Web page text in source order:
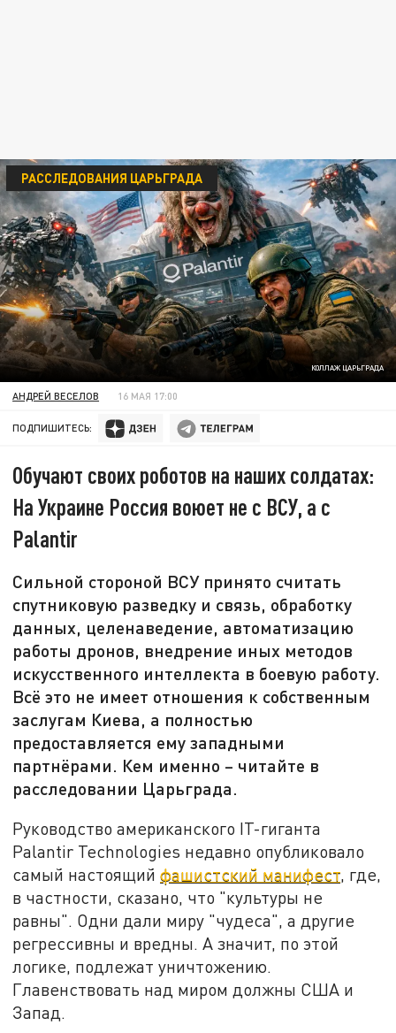
КОЛЛАЖ ЦАРЬГРАДА
РАССЛЕДОВАНИЯ ЦАРЬГРАДА
АНДРЕЙ ВЕСЕЛОВ 16 МАЯ 17:00
ПОДПИШИТЕСЬ:
Обучают своих роботов на наших солдатах:
На Украине Россия воюет не с ВСУ, а с
Palantir
Сильной стороной ВСУ принято считать
спутниковую разведку и связь, обработку
данных, целенаведение, автоматизацию
работы дронов, внедрение иных методов
искусственного интеллекта в боевую работу.
Всё это не имеет отношения к собственным
заслугам Киева, а полностью
предоставляется ему западными
партнёрами. Кем именно – читайте в
расследовании Царьграда.
Руководство американского IT-гиганта
Palantir Technologies недавно опубликовало
самый настоящийфашистский манифест, где,
в частности, сказано, что "культуры не
равны". Одни дали миру "чудеса", а другие
регрессивны и вредны. А значит, по этой
логике, подлежат уничтожению.
Главенствовать над миром должны США и
Запад.